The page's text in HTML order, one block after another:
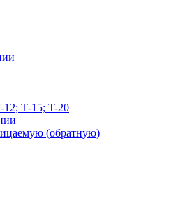
12; Т-15; T-20
(обратную)